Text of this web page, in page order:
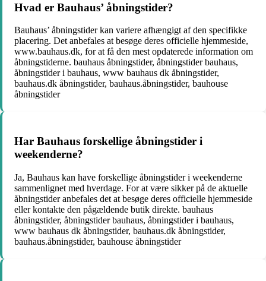
Hvad er Bauhaus’ åbningstider?
Bauhaus’ åbningstider kan variere afhængigt af den specifikke
placering. Det anbefales at besøge deres officielle hjemmeside,
www.bauhaus.dk, for at få den mest opdaterede information om
åbningstiderne. bauhaus åbningstider, åbningstider bauhaus,
åbningstider i bauhaus, www bauhaus dk åbningstider,
bauhaus.dk åbningstider, bauhaus.åbningstider, bauhouse
åbningstider
Har Bauhaus forskellige åbningstider i
weekenderne?
Ja, Bauhaus kan have forskellige åbningstider i weekenderne
sammenlignet med hverdage. For at være sikker på de aktuelle
åbningstider anbefales det at besøge deres officielle hjemmeside
eller kontakte den pågældende butik direkte. bauhaus
åbningstider, åbningstider bauhaus, åbningstider i bauhaus,
www bauhaus dk åbningstider, bauhaus.dk åbningstider,
bauhaus.åbningstider, bauhouse åbningstider